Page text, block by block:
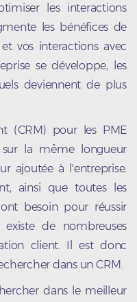
les interactions
les bénéfices de
vos interactions avec
se développe, les
deviennent de plus
(CRM) pour les PME
la même longueur
ajoutée à l'entreprise.
ainsi que toutes les
besoin pour réussir
de nombreuses
client. Il est donc
dans un CRM.
dans le meilleur